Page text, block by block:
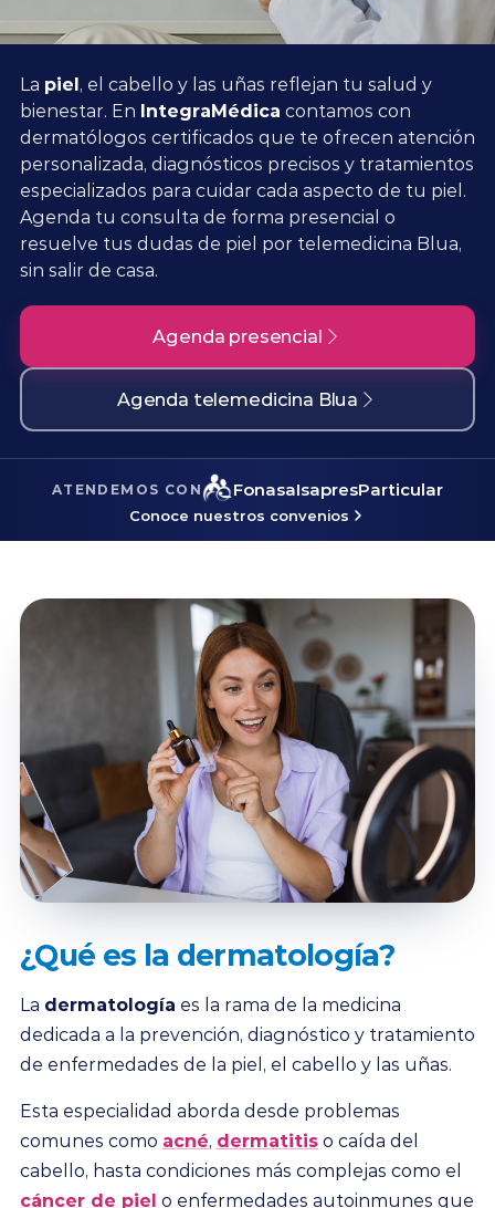
Pacientes Fonasa
Reserva de Horas
Mi Portal Bupa
modo claro
La piel, el cabello y las uñas reflejan tu salud y
bienestar. En IntegraMédica contamos con
dermatólogos certificados que te ofrecen atención
personalizada, diagnósticos precisos y tratamientos
especializados para cuidar cada aspecto de tu piel.
Agenda tu consulta de forma presencial o
resuelve tus dudas de piel por telemedicina Blua,
sin salir de casa.
Agenda presencial
Agenda telemedicina Blua
ATENDEMOS CON FonasaIsapresParticular
Conoce nuestros convenios
¿Qué es la dermatología?
La dermatología es la rama de la medicina
dedicada a la prevención, diagnóstico y tratamiento
de enfermedades de la piel, el cabello y las uñas.
Esta especialidad aborda desde problemas
comunes como acné, dermatitiso caída del
cabello, hasta condiciones más complejas como el
cáncer de piel o enfermedades autoinmunes que